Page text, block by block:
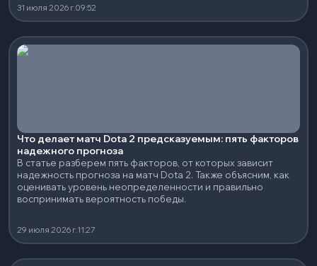
31 июля 2026 г.09:52
Что делает матч Dota 2 предсказуемым: пять факторов
надежного прогноза
В статье разберем пять факторов, от которых зависит
надежность прогноза на матч Dota 2. Также объясним, как
оценивать уровень неопределенности и правильно
воспринимать вероятность победы.
29 июля 2026 г.11:27